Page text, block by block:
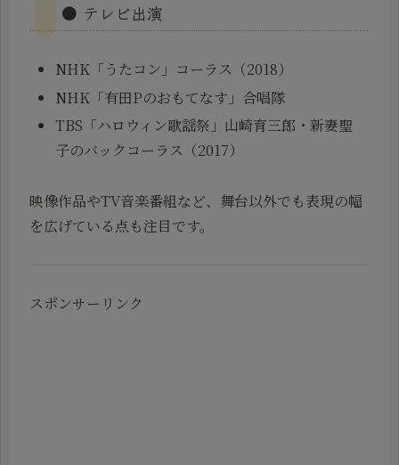
● テレビ出演
NHK「うたコン」コーラス（2018）
NHK「有田Pのおもてなす」合唱隊
TBS「ハロウィン歌謡祭」山崎育三郎・新妻聖
子のバックコーラス（2017）
映像作品やTV音楽番組など、舞台以外でも表現の幅
を広げている点も注目です。
スポンサーリンク